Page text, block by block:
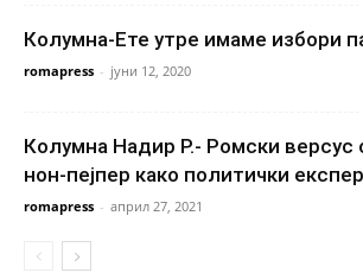
Колумна-Ете утре имаме избори
romapress - јуни 12, 2020
Колумна Надир Р.- Ромски версус
нон-пејпер како политички
romapress - април 27, 2021